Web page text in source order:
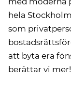
hela
som
att byta era
berättar vi mer!